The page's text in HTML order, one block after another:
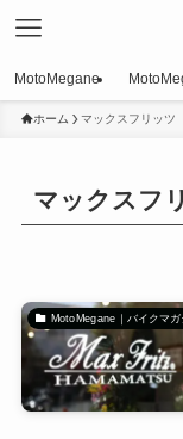
MotoMegane
ホーム マックスフリッツ
マックスフ
MotoMegane｜バイクマガ